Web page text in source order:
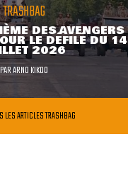
TRASHBAG
DES AVENGERS
LE DÉFILÉ DU 14
2026
PARARNO KIKOO
LES ARTICLES TRASHBAG